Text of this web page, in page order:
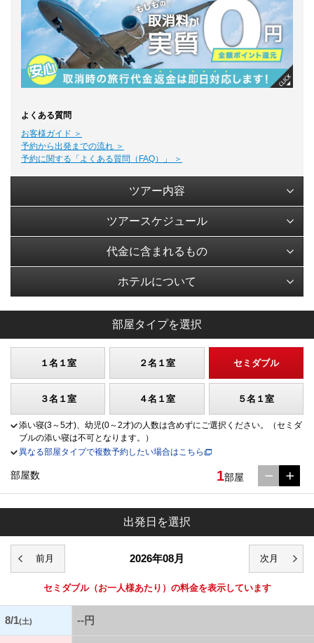
よくある質問
お客様ガイド ＞
予約から出発までの流れ ＞
予約に関する「よくある質問（FAQ）」 ＞
ツアー内容
ツアースケジュール
代金に含まれるもの
ホテルについて
部屋タイプを選択
１名１室 ２名１室 セミダブル
３名１室 ４名１室 ５名１室
添い寝(3～5才)、幼児(0～2才)の人数は含めずにご選択ください。（セミダ
ブルの添い寝は不可となります。）
異なる部屋タイプで複数予約したい場合はこちら
部屋数 1部屋
出発日を選択
2026年08月
セミダブル（お一人様あたり）の料金を表示しています
8/1(土) --円